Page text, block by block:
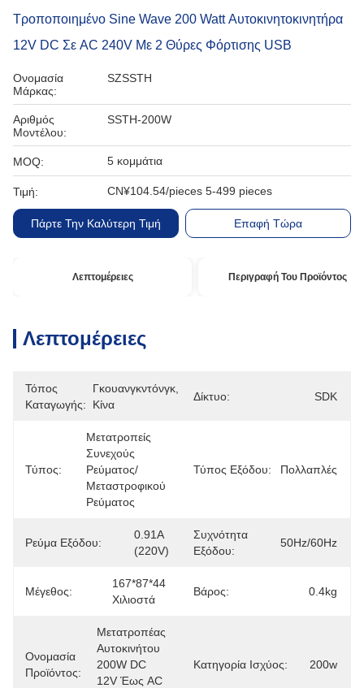
Τροποποιημένο Sine Wave 200 Watt Αυτοκινητοκινητήρα
12V DC Σε AC 240V Με 2 Θύρες Φόρτισης USB
Ονομασία
Μάρκας:
SZSSTH
Αριθμός
Μοντέλου:
SSTH-200W
MOQ: 5 κομμάτια
Τιμή: CN¥104.54/pieces 5-499 pieces
Πάρτε Την Καλύτερη Τιμή Επαφή Τώρα
Λεπτομέρειες Περιγραφή Του Προϊόντος
Λεπτομέρειες
Τόπος
Καταγωγής:
Γκουανγκντόνγκ,
Κίνα
Δίκτυο: SDK
Τύπος:
Μετατροπείς
Συνεχούς
Ρεύματος/
Μεταστροφικού
Ρεύματος
Τύπος Εξόδου: Πολλαπλές
Ρεύμα Εξόδου:
0.91Α
(220V)
Συχνότητα
Εξόδου:
50Hz/60Hz
Μέγεθος:
167*87*44
Χιλιοστά
Βάρος: 0.4kg
Ονομασία
Προϊόντος:
Μετατροπέας
Αυτοκινήτου
200W DC
12V Έως AC
Κατηγορία Ισχύος: 200w